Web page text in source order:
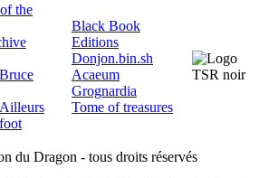
the
Black Book
Editions
Donjon.bin.sh
Acaeum
Grognardia
Tome of treasures
du Dragon - tous droits réservés